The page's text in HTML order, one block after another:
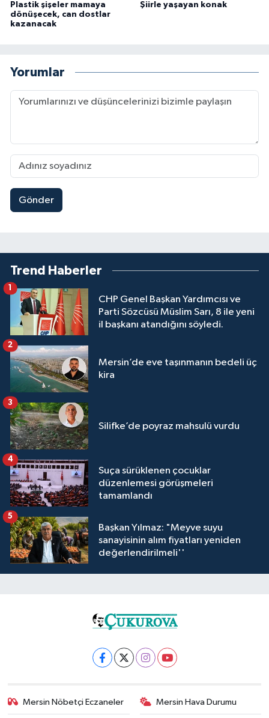
Plastik şişeler mamaya
dönüşecek, can dostlar
kazanacak
Şiirle yaşayan konak
Yorumlar
Gönder
Trend Haberler
CHP Genel Başkan Yardımcısı ve
Parti Sözcüsü Müslim Sarı, 8 ile yeni
il başkanı atandığını söyledi.
1
Mersin’de eve taşınmanın bedeli üç
kira
2
Silifke’de poyraz mahsulü vurdu
3
Suça sürüklenen çocuklar
düzenlemesi görüşmeleri
tamamlandı
4
Başkan Yılmaz: "Meyve suyu
sanayisinin alım fiyatları yeniden
değerlendirilmeli''
5
Mersin Nöbetçi Eczaneler Mersin Hava Durumu